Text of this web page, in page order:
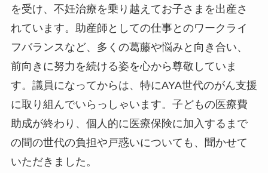
を受け、不妊治療を乗り越えてお子さまを出産さ
れています。助産師としての仕事とのワークライ
フバランスなど、多くの葛藤や悩みと向き合い、
前向きに努力を続ける姿を心から尊敬していま
す。議員になってからは、特にAYA世代のがん支援
に取り組んでいらっしゃいます。子どもの医療費
助成が終わり、個人的に医療保険に加入するまで
の間の世代の負担や戸惑いについても、聞かせて
いただきました。